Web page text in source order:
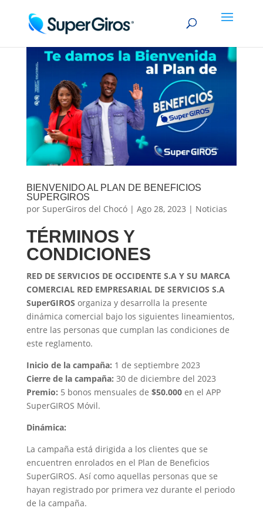
BIENVENIDO AL PLAN DE BENEFICIOS
SUPERGIROS
por SuperGiros del Chocó| Ago 28, 2023 | Noticias
TÉRMINOS Y
CONDICIONES
RED DE SERVICIOS DE OCCIDENTE S.A Y SU MARCA
COMERCIAL RED EMPRESARIAL DE SERVICIOS S.A
SuperGIROS organiza y desarrolla la presente
dinámica comercial bajo los siguientes lineamientos,
entre las personas que cumplan las condiciones de
este reglamento.
Inicio de la campaña: 1 de septiembre 2023
Cierre de la campaña: 30 de diciembre del 2023
Premio: 5 bonos mensuales de $50.000en el APP
SuperGIROS Móvil.
Dinámica:
La campaña está dirigida a los clientes que se
encuentren enrolados en el Plan de Beneficios
SuperGIROS. Así como aquellas personas que se
hayan registrado por primera vez durante el periodo
de la campaña.